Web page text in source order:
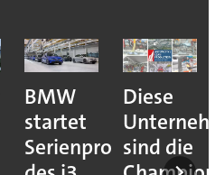
BMW
startet
Serienproduktion
Diese
sind die